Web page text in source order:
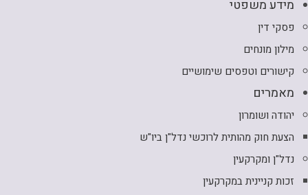
מידע משפטי
פסקי דין
מילון מונחים
קישורים וטפסים שימושיים
מאמרים
יהודה ושומרון
הצעת חוק מהותית לרוכשי נדל"ן ביו"ש
נדל"ן ומקרקעין
זכות קניינית במקרקעין